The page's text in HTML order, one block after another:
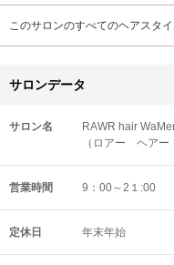
このサロンのすべてのヘアスタ
サロンデータ
サロン名
RAWR hair
（ロアー ヘア
営業時間 9：00～2１:00
定休日 年末年始